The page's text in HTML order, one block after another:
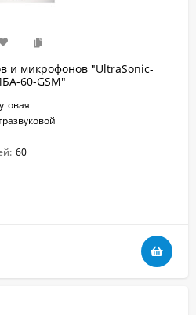
и микрофонов "UltraSonic-
60-GSM"
60